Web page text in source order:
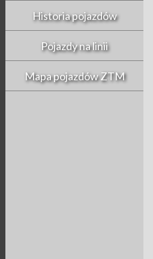
Historia pojazdów
Pojazdy na linii
Mapa pojazdów ZTM